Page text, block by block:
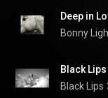
Deep in
Bonny
Black
Black Lips